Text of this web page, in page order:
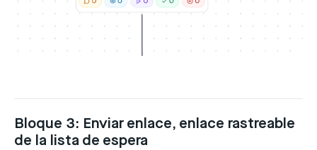
Bloque 3: Enviar enlace, enlace rastreable
de la lista de espera